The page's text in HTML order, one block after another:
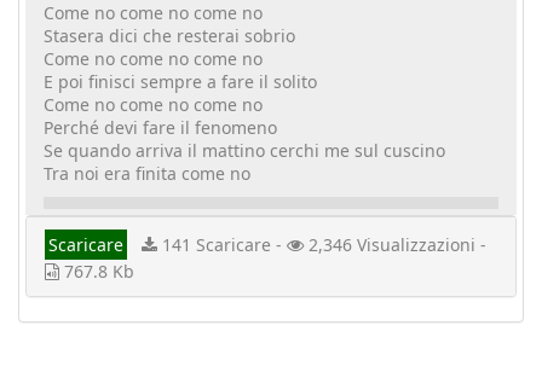
Come no come no come no
Stasera dici che resterai sobrio
Come no come no come no
E poi finisci sempre a fare il solito
Come no come no come no
Perché devi fare il fenomeno
Se quando arriva il mattino cerchi me sul cuscino
Tra noi era finita come no
Scaricare 141 Scaricare -
2,346 Visualizzazioni -
767.8 Kb